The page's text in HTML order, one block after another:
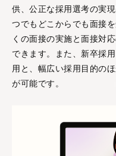
供、公正な採用選考の実
つでもどこからでも面接
くの面接の実施と面接対
できます。また、新卒採
用と、幅広い採用目的の
が可能です。